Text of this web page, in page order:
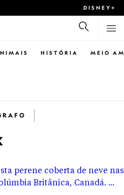
DISNEY+
HISTÓRIA MEIO